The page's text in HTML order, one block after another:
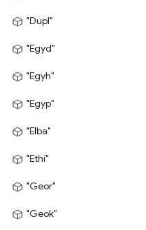
"Dupl"
"Egyd"
"Egyh"
"Egyp"
"Elba"
"Ethi"
"Geor"
"Geok"